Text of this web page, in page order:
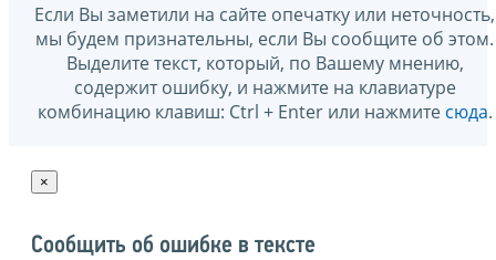
Если Вы заметили на сайте опечатку или неточность,
мы будем признательны, если Вы сообщите об этом.
Выделите текст, который, по Вашему мнению,
содержит ошибку, и нажмите на клавиатуре
комбинацию клавиш: Ctrl + Enter или нажмите сюда.
×
Сообщить об ошибке в тексте